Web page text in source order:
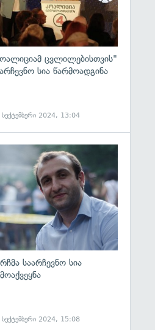
ცვლილებისთვის"
სია წარმოადგინა
სექტემბერი 2024, 13:04
საარჩევნო სია
სექტემბერი 2024, 15:08